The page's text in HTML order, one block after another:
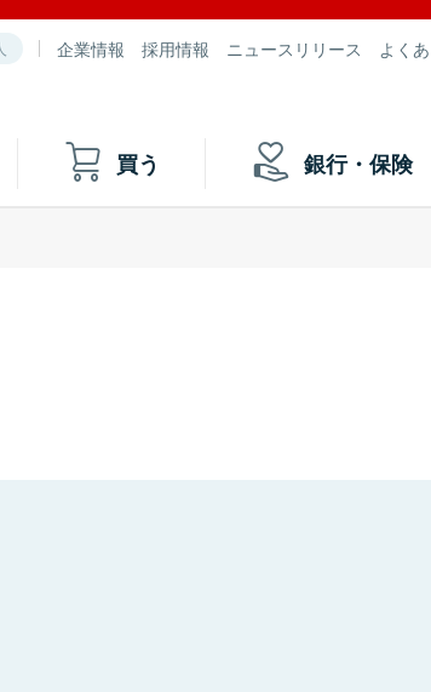
企業情報 採用情報 ニュースリリース よく
買う 銀行・保険